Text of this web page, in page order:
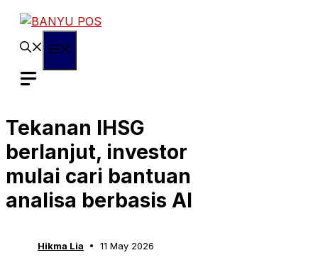
Skip
content
Tekanan IHSG
berlanjut, investor
mulai cari bantuan
analisa berbasis AI
Hikma Lia 11 May 2026